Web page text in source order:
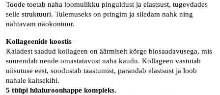
Toode toetab naha loomulikku pinguldust ja elastsust, tugevdades
selle struktuuri. Tulemuseks on pringim ja siledam nahk ning
nähtavam näokontuur.
Kollageenide koostis
Kaladest saadud kollageen on äärmiselt kõrge biosaadavusega, mis
suurendab nende omastatavust naha kaudu. Kollageen vastutab
niisutuse eest, soodustab taastumist, parandab elastsust ja loob
nahale kaitsekihi.
5 tüüpi hüaluroonhappe kompleks.